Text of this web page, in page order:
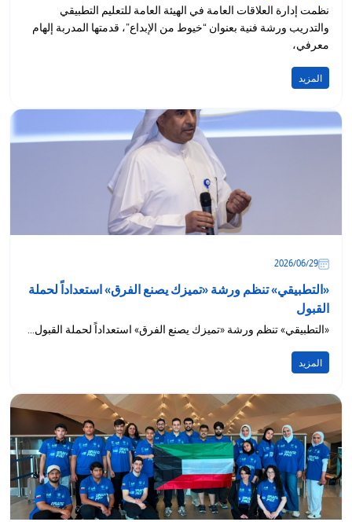
نظمت إدارة العلاقات العامة في الهيئة العامة للتعليم التطبيقي
والتدريب ورشة فنية بعنوان “خيوط من الإبداع”، قدمتها المدربة إلهام
معرفي،
المزيد
29‏/06‏/2026
«التطبيقي» تنظم ورشة «تميزك يصنع الفرق» استعداداً لحملة
القبول
«التطبيقي» تنظم ورشة «تميزك يصنع الفرق» استعداداً لحملة القبول...
المزيد